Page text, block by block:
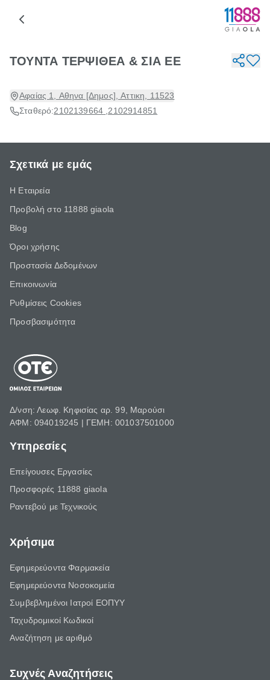
ΤΟΥΝΤΑ ΤΕΡΨΙΘΕΑ & ΣΙΑ ΕΕ
Αφαίας 1, Αθηνα [Δημος], Αττικη, 11523
Σταθερό:2102139664 2102914851
Σχετικά με εμάς
Η Εταιρεία
Προβολή στο 11888 giaola
Blog
Όροι χρήσης
Προστασία Δεδομένων
Επικοινωνία
Ρυθμίσεις Cookies
Προσβασιμότητα
Δ/νση: Λεωφ. Κηφισίας αρ. 99, Μαρούσι
ΑΦΜ: 094019245 | ΓΕΜΗ: 001037501000
Υπηρεσίες
Επείγουσες Εργασίες
Προσφορές 11888 giaola
Ραντεβού με Τεχνικούς
Χρήσιμα
Εφημερεύοντα Φαρμακεία
Εφημερεύοντα Νοσοκομεία
Συμβεβλημένοι Ιατροί ΕΟΠΥΥ
Ταχυδρομικοί Κωδικοί
Αναζήτηση με αριθμό
Συχνές Αναζητήσεις